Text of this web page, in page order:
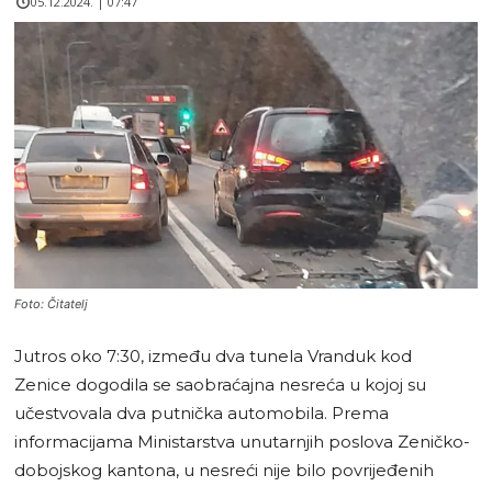
Foto: Čitatelj
Jutros oko 7:30, između dva tunela Vranduk kod
Zenice dogodila se saobraćajna nesreća u kojoj su
učestvovala dva putnička automobila. Prema
informacijama Ministarstva unutarnjih poslova Zeničko-
dobojskog kantona, u nesreći nije bilo povrijeđenih